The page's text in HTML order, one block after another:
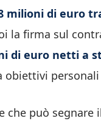
milioni di euro
la firma sul
di euro netti a
obiettivi
che può